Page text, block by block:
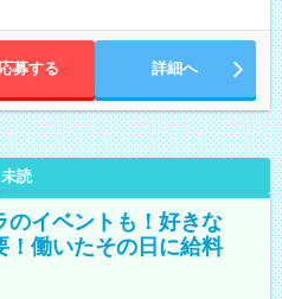
応募する 詳細へ
未読
のイベントも！好きな
働いたその日に給料